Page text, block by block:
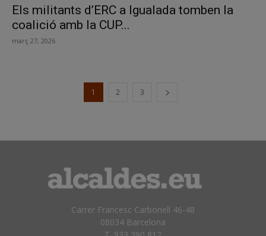
Els militants d’ERC a Igualada tomben la
coalició amb la CUP...
març 27, 2026
1 2 3
Carrer Francesc Carbonell 46-48
08034 Barcelona